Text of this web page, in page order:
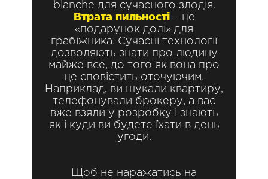
blanche для сучасного злодія.
Втрата пильності– це
«подарунок долі» для
грабіжника. Сучасні технології
дозволяють знати про людину
майже все, до того як вона про
це сповістить оточуючим.
Наприклад, ви шукали квартиру,
телефонували брокеру, а вас
вже взяли у розробку і знають
як і куди ви будете їхати в день
угоди.
Щоб не наражатись на